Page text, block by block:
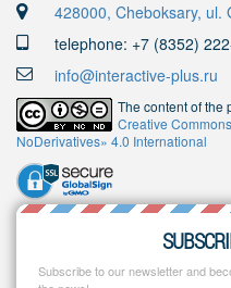
428000, Cheboksary, ul.
telephone: +7 (8352)
info@interactive-plus.ru
The content of the
Creative
NoDerivatives» 4.0 International
Subscribe to our newsletter and